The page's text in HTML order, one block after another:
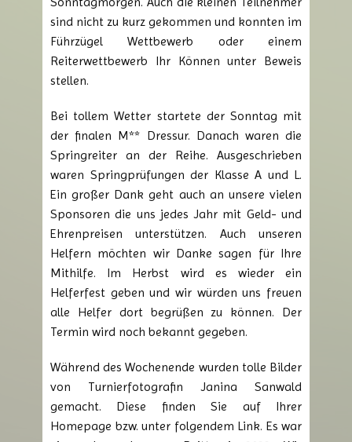
sind nicht zu kurz gekommen und konnten im
Führzügel Wettbewerb oder einem
Reiterwettbewerb Ihr Können unter Beweis
stellen.
Bei tollem Wetter startete der Sonntag mit
der finalen M** Dressur. Danach waren die
Springreiter an der Reihe. Ausgeschrieben
waren Springprüfungen der Klasse A und L.
Ein großer Dank geht auch an unsere vielen
Sponsoren die uns jedes Jahr mit Geld- und
Ehrenpreisen unterstützen. Auch unseren
Helfern möchten wir Danke sagen für Ihre
Mithilfe. Im Herbst wird es wieder ein
Helferfest geben und wir würden uns freuen
alle Helfer dort begrüßen zu können. Der
Termin wird noch bekannt gegeben.
Während des Wochenende wurden tolle Bilder
von Turnierfotografin Janina Sanwald
gemacht. Diese finden Sie auf Ihrer
Homepage bzw. unter folgendem Link. Es war